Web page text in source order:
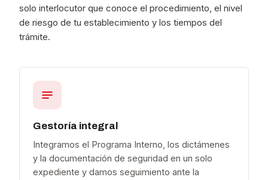
solo interlocutor que conoce el procedimiento, el nivel
de riesgo de tu establecimiento y los tiempos del
trámite.
Gestoría integral
Integramos el Programa Interno, los dictámenes
y la documentación de seguridad en un solo
expediente y damos seguimiento ante la